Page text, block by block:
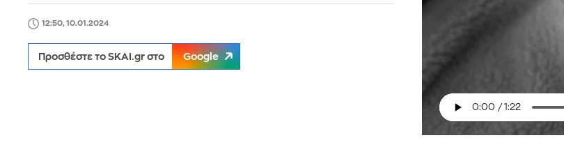
12:50, 10.01.2024
Προσθέστε το SKAI.gr στο Google